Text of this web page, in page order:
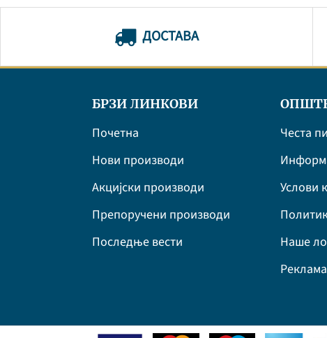
ДОСТАВА
БРЗИ ЛИНКОВИ
Почетна
Нови производи
Акцијски производи
Препоручени производи
Последње вести
Честа
Услови
Наше